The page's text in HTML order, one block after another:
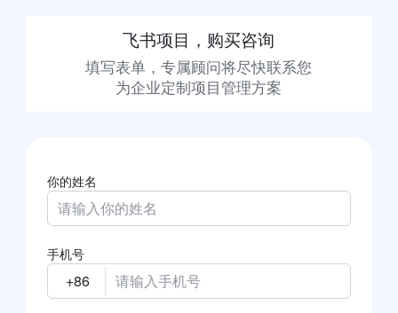
飞书项目，购买咨询
填写表单，专属顾问将尽快联系您
为企业定制项目管理方案
你的姓名
手机号